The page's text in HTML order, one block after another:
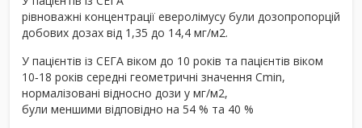
рівноважні концентрації еверолімусу були
добових дозах від 1,35 до 14,4 мг/м2.
У пацієнтів із СЕГА віком до 10 років та пацієнтів віком
10‑18 років середні геометричні значення Cmin,
нормалізовані відносно дози у мг/м2,
були меншими відповідно на 54 % та 40 %